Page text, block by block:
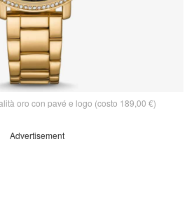
oro con pavé e logo (costo 189,00 €)
Advertisement